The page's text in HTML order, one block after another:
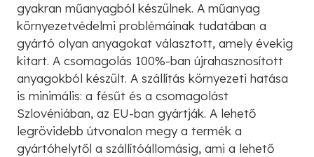
gyakran műanyagból készülnek. A műanyag
környezetvédelmi problémáinak tudatában a
gyártó olyan anyagokat választott, amely évekig
kitart. A csomagolás 100%-ban újrahasznosított
anyagokból készült. A szállítás környezeti hatása
is minimális: a fésűt és a csomagolást
Szlovéniában, az EU-ban gyártják. A lehető
legrövidebb útvonalon megy a termék a
gyártóhelytől a szállítóállomásig, ami a lehető